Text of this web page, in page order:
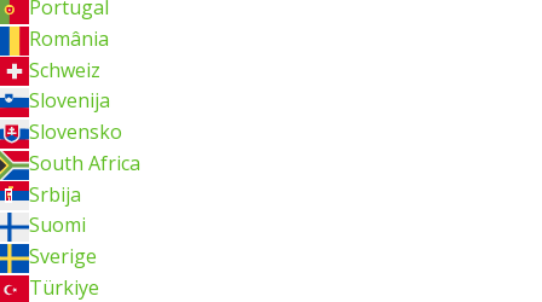
Portugal
România
Schweiz
Slovenija
Slovensko
South Africa
Srbija
Suomi
Sverige
Türkiye